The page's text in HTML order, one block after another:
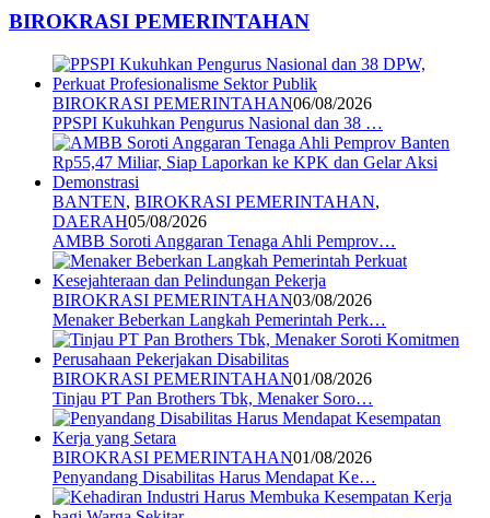
BIROKRASI PEMERINTAHAN
BIROKRASI PEMERINTAHAN06/08/2026
PPSPI Kukuhkan Pengurus Nasional dan 38 …
BANTEN, BIROKRASI PEMERINTAHAN,
DAERAH05/08/2026
AMBB Soroti Anggaran Tenaga Ahli Pemprov…
BIROKRASI PEMERINTAHAN03/08/2026
Menaker Beberkan Langkah Pemerintah Perk…
BIROKRASI PEMERINTAHAN01/08/2026
Tinjau PT Pan Brothers Tbk, Menaker Soro…
BIROKRASI PEMERINTAHAN01/08/2026
Penyandang Disabilitas Harus Mendapat Ke…